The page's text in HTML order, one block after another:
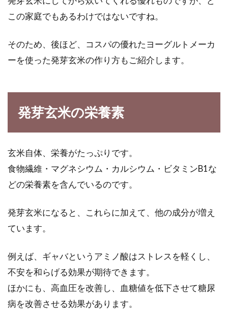
ルでびっくりしてしまいますよね。最近では、
ネット上の...
シチューやカレーに混ぜるだけで美
煮込み料理で人気のシチューとカレー。どちら
も市販で販売されているルーを使って、簡単に
作ることが...
炊き込みご飯の冷凍保存目安は？具
美味しいお好み焼きの小麦粉と水の
割合とレシピ3選
この家庭でもあるわけではないですね。
そのため、後ほど、コスパの優れたヨーグルトメーカ
ーを使った発芽玄米の作り方もご紹介します。
発芽玄米の栄養素
玄米自体、栄養がたっぷりです。
食物繊維・マグネシウム・カルシウム・ビタミンB1な
どの栄養素を含んでいるのです。
発芽玄米になると、これらに加えて、他の成分が増え
ています。
例えば、ギャバというアミノ酸はストレスを軽くし、
不安を和らげる効果が期待できます。
ほかにも、高血圧を改善し、血糖値を低下させて糖尿
病を改善させる効果があります。